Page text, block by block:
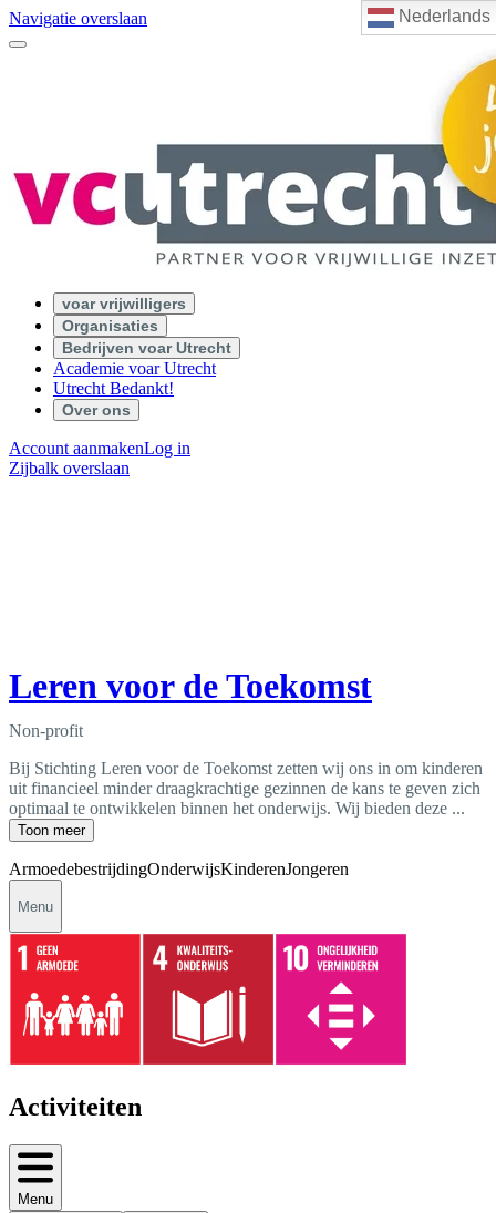
Nederlands
Navigatie overslaan
voar vrijwilligers
Organisaties
Bedrijven voar Utrecht
Academie voar Utrecht
Utrecht Bedankt!
Over ons
Account aanmakenLog in
Zijbalk overslaan
Leren voor de Toekomst
Non-profit
Bij Stichting Leren voor de Toekomst zetten wij ons in om kinderen
uit financieel minder draagkrachtige gezinnen de kans te geven zich
optimaal te ontwikkelen binnen het onderwijs. Wij bieden deze ...
Toon meer
ArmoedebestrijdingOnderwijsKinderenJongeren
Menu
Activiteiten
Menu